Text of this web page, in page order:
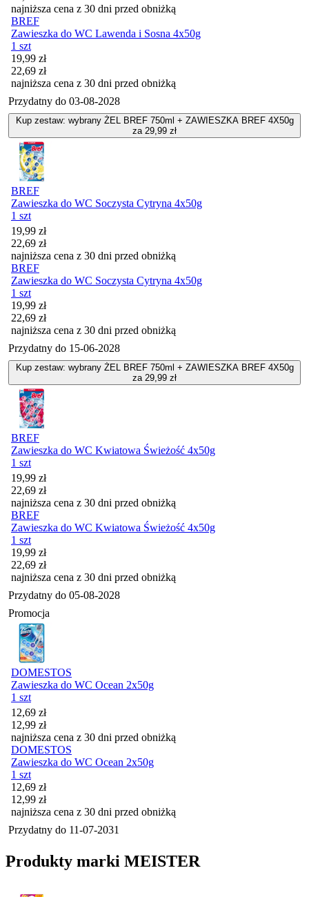
najniższa cena z 30 dni przed obniżką
BREF
Zawieszka do WC Lawenda i Sosna 4x50g
1 szt
Cena promocyjna
19,99 zł
22,69 zł
najniższa cena z 30 dni przed obniżką
Przydatny do 03-08-2028
Kup zestaw: wybrany ŻEL BREF 750ml + ZAWIESZKA BREF 4X50g
za 29,99 zł
BREF
Zawieszka do WC Soczysta Cytryna 4x50g
1 szt
Cena promocyjna
19,99 zł
22,69 zł
najniższa cena z 30 dni przed obniżką
BREF
Zawieszka do WC Soczysta Cytryna 4x50g
1 szt
Cena promocyjna
19,99 zł
22,69 zł
najniższa cena z 30 dni przed obniżką
Przydatny do 15-06-2028
Kup zestaw: wybrany ŻEL BREF 750ml + ZAWIESZKA BREF 4X50g
za 29,99 zł
BREF
Zawieszka do WC Kwiatowa Świeżość 4x50g
1 szt
Cena promocyjna
19,99 zł
22,69 zł
najniższa cena z 30 dni przed obniżką
BREF
Zawieszka do WC Kwiatowa Świeżość 4x50g
1 szt
Cena promocyjna
19,99 zł
22,69 zł
najniższa cena z 30 dni przed obniżką
Przydatny do 05-08-2028
Promocja
DOMESTOS
Zawieszka do WC Ocean 2x50g
1 szt
Cena promocyjna
12,69 zł
12,99 zł
najniższa cena z 30 dni przed obniżką
DOMESTOS
Zawieszka do WC Ocean 2x50g
1 szt
Cena promocyjna
12,69 zł
12,99 zł
najniższa cena z 30 dni przed obniżką
Przydatny do 11-07-2031
Produkty marki MEISTER